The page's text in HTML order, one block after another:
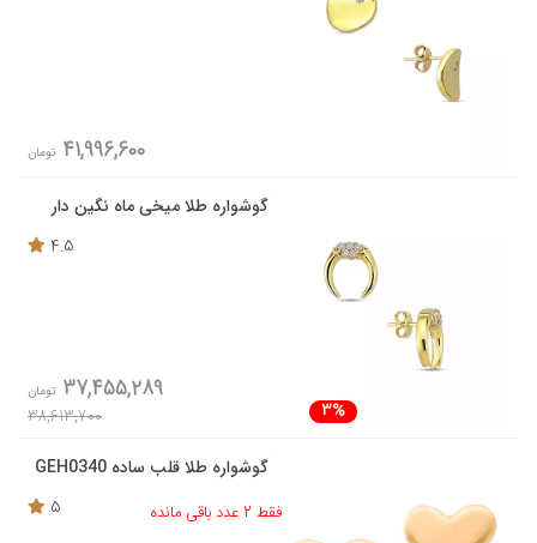
41,996,600 تومان
گوشواره طلا میخی ماه نگین دار
4.5
3%
37,455,289 تومان
38,613,700
گوشواره طلا قلب ساده GEH0340
فقط 2 عدد باقی مانده
5